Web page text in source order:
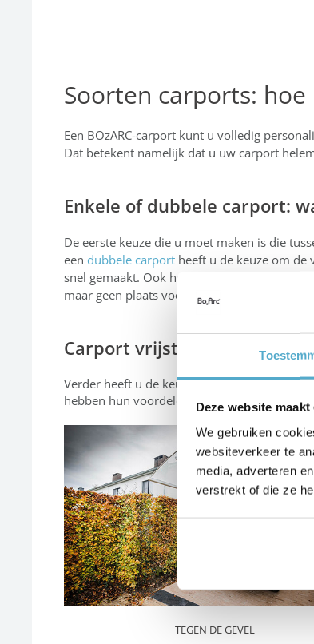
Deze website
We gebruiken
websiteverkeer te
media, adverteren
verstrekt of die ze
Soorten carports:
Een BOzARC-carport kunt u volledig
Dat betekent namelijk dat u uw carport
Enkele of dubbele carport:
De eerste keuze die u moet maken is die
een dubbele carport heeft u de keuze om de
snel gemaakt. Ook het aantal wagens dat u
maar geen plaats voor een garage? Dan is
Carport vrijstaand of tegen
Verder heeft u de keuze om uw nieuwe
hebben hun voordelen. Ontdek hier de
TEGEN DE GEVEL